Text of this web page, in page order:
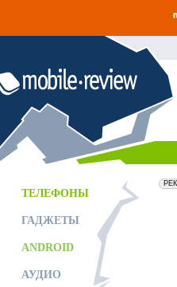
ТЕЛЕФОНЫ
ГАДЖЕТЫ
ANDROID
АУДИО